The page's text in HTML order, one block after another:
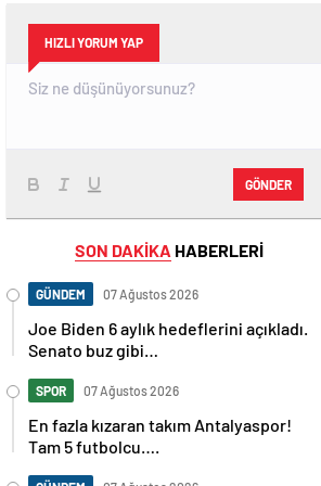
HIZLI YORUM YAP
GÖNDER
SON DAKİKA HABERLERİ
GÜNDEM 07 Ağustos 2026
Joe Biden 6 aylık hedeflerini açıkladı.
Senato buz gibi…
SPOR 07 Ağustos 2026
En fazla kızaran takım Antalyaspor!
Tam 5 futbolcu….